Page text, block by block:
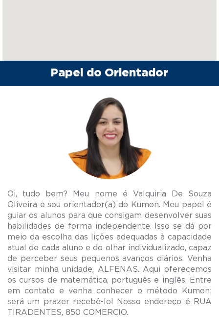
Papel do Orientador
Oi, tudo bem? Meu nome é Valquiria De Souza
Oliveira e sou orientador(a) do Kumon. Meu papel é
guiar os alunos para que consigam desenvolver suas
habilidades de forma independente. Isso se dá por
meio da escolha das lições adequadas à capacidade
atual de cada aluno e do olhar individualizado, capaz
de perceber seus pequenos avanços diários. Venha
visitar minha unidade, ALFENAS. Aqui oferecemos
os cursos de matemática, português e inglês. Entre
em contato e venha conhecer o método Kumon;
será um prazer recebê-lo! Nosso endereço é RUA